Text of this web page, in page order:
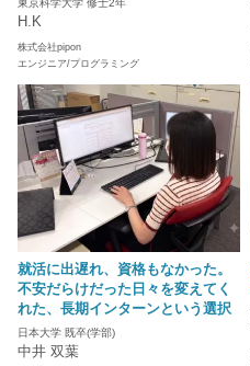
東京科学大学 修士2年
H.K
株式会社pipon
エンジニア/プログラミング
就活に出遅れ、資格もなかった。
不安だらけだった日々を変えてく
れた、長期インターンという選択
日本大学 既卒(学部)
中井 双葉